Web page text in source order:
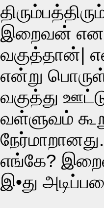
இறைவன்
வகுத்தான்|
என்று
வகுத்து
வள்ளுவம்
எங்கே?
இ•து